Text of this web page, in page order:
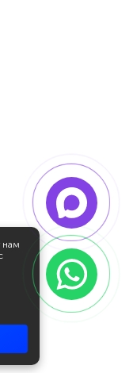
нам